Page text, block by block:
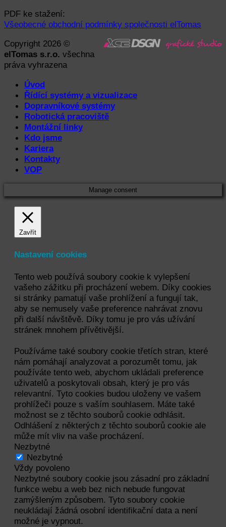
PDF ke stažení:
Všeobecné obchodní podmínky společnosti elTomas
Copyright 2026 ©
elTomas s.r.o. všechna
práva vyhrazena
Úvod
Řídící systémy a vizualizace
Dopravníkové systémy
Robotická pracoviště
Montážní linky
Kdo jsme
Kariera
Kontakty
VOP
Manage consent
Zavřít
Nastavení cookies
Tento web používá soubory cookie k vylepšení
vašeho zážitku při procházení webem. Díky cookies
si stránky pamatují vaše prohlížení a fungují tak,
aby se nemusely vaše preference nahrávat znovu
při další návštěvě. Díky tomu je pro vás užívání
stránek mnohem přívětivější.
Používáme také soubory cookie třetích stran, které
nám pomáhají analyzovat a porozumět tomu, jak
používáte tento web, abychom ukládali preference
uživatelů a poskytovali obsah, který je pro vás
relevantní. Tyto cookies budou uloženy ve vašem
prohlížeči pouze s vaším souhlasem. Máte také
možnost se z těchto souborů cookie odhlásit.
Odhlášení z některých z těchto souborů cookie ale
může mít vliv na vaše procházení.
Nezbytné
Nezbytné
Vždy povoleno
Nezbytné soubory cookie jsou zásadní pro základní
funkce webu a web bez nich nebude fungovat
zamýšleným způsobem. Tyto soubory cookie
neukládají žádná osobní identifikační data a není
možné je vypnout.